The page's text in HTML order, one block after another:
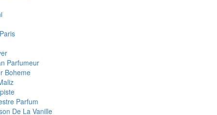
Parfumeur
Boheme
Parfum
De La Vanille